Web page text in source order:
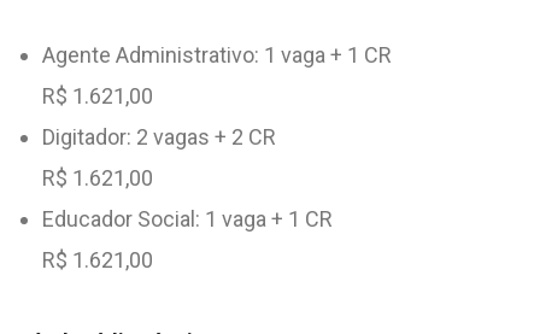
Agente Administrativo: 1 vaga + 1 CR
R$ 1.621,00
Digitador: 2 vagas + 2 CR
R$ 1.621,00
Educador Social: 1 vaga + 1 CR
R$ 1.621,00